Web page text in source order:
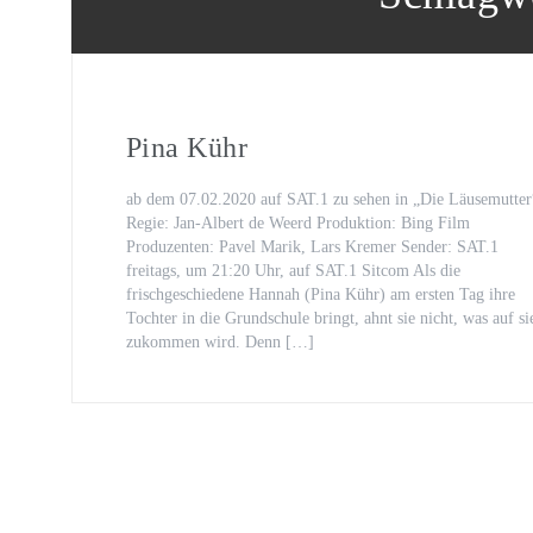
„Fritzie – Der Himmel muss
Pina Kühr
ab dem 07.02.2020 auf SAT.1 zu sehen in „Die
Regie: Jan-Albert de Weerd Produktion: Bing Film
Produzenten: Pavel Marik, Lars Kremer Sender: SAT.1
freitags, um 21:20 Uhr, auf SAT.1 Sitcom Als die
frischgeschiedene Hannah (Pina Kühr) am ersten Tag ihre
Tochter in die Grundschule bringt, ahnt sie nicht, was auf
zukommen wird. Denn […]